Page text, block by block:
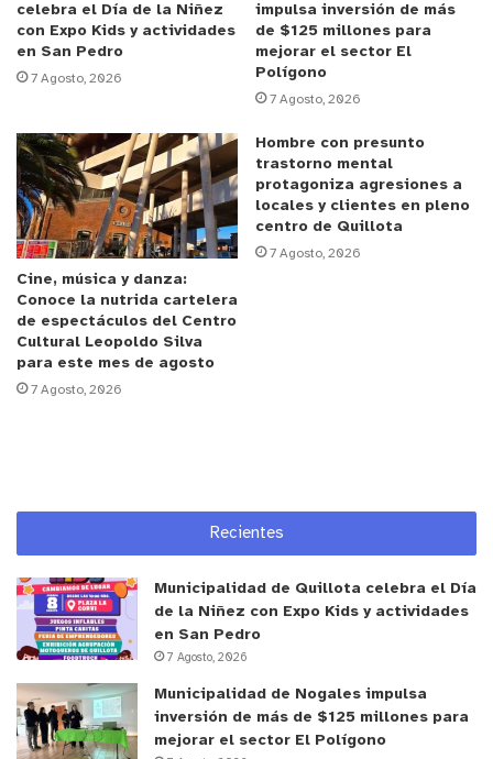
iluminación adecuada y segura.
-Construcción de sombreadores y mobiliario
urbano, favoreciendo el uso turístico y recreativo.
-Muro de contención y estabilización de taludes en
puntos críticos.
-Terrazas y áreas de estancia que potencien el
atractivo del paseo costero.
El alcalde de La Ligua, Patricio Pallares Valenzuela,
se refirió al impacto que tiene esta obra, ya que es
una sentida necesidad del sector de Los Molles
sector. Esta es una obra que le vamos a poner todo
el corazón para que quede de la mejor forma.
estaban pendientes. Luminarias, accesos,
señalética, entre otros. Se harán una serie de
mejoras que esperamos sean bien recibidas por el
sector de Los Molles”.
Por otra parte, Felipe Vergara Lucero, Director de
celebra el Día de la Niñez
con Expo Kids y actividades
en San Pedro
7 Agosto, 2026
impulsa inversión de más
de $125 millones para
mejorar el sector El
Polígono
7 Agosto, 2026
Cine, música y danza:
Conoce la nutrida cartelera
de espectáculos del Centro
Cultural Leopoldo Silva
para este mes de agosto
7 Agosto, 2026
Hombre con presunto
trastorno mental
protagoniza agresiones a
locales y clientes en pleno
centro de Quillota
7 Agosto, 2026
Recientes
Municipalidad de Quillota celebra el Día
de la Niñez con Expo Kids y actividades
en San Pedro
7 Agosto, 2026
Municipalidad de Nogales impulsa
inversión de más de $125 millones para
mejorar el sector El Polígono